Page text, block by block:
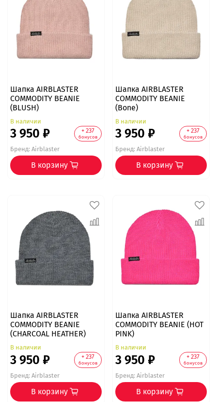
Шапка AIRBLASTER
COMMODITY BEANIE
(BLUSH)
В наличии
3 950 ₽ + 237
бонусов
Бренд:Airblaster
В корзину
Шапка AIRBLASTER
COMMODITY BEANIE
(Bone)
В наличии
3 950 ₽ + 237
бонусов
Бренд:Airblaster
В корзину
Шапка AIRBLASTER
COMMODITY BEANIE
(CHARCOAL HEATHER)
В наличии
3 950 ₽ + 237
бонусов
Бренд:Airblaster
В корзину
Шапка AIRBLASTER
COMMODITY BEANIE (HOT
PINK)
В наличии
3 950 ₽ + 237
бонусов
Бренд:Airblaster
В корзину